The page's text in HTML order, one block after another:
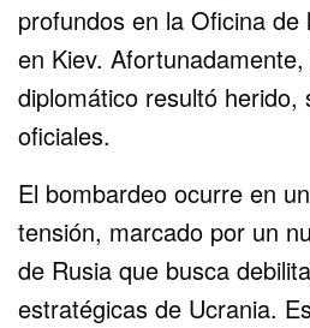
profundos en la Oficina de
en Kiev.
diplomático resultó herido,
oficiales.
El bombardeo ocurre en
tensión, marcado por un
de Rusia que busca
estratégicas de Ucrania.